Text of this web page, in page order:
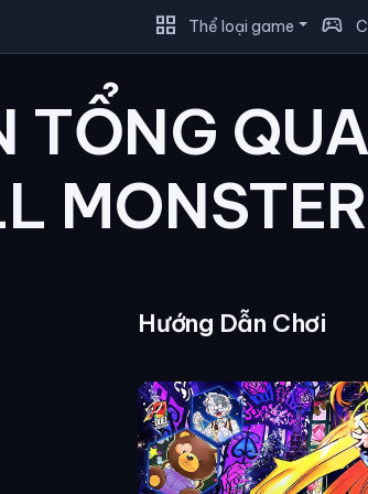
grid_view Thể loại game sports_esports
TỔNG
MONSTER
Hướng Dẫn Chơi